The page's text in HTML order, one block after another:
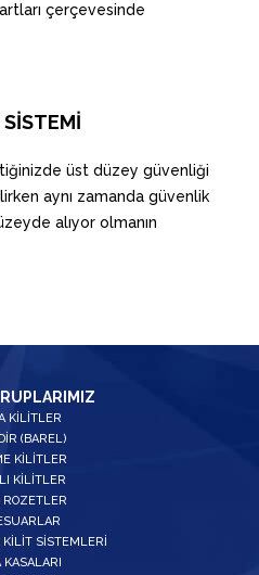
çerçevesinde
üst düzey güvenliği
aynı zamanda güvenlik
alıyor olmanın
KİLİTLER
(BAREL)
KİLİTLER
KİLİTLER
ROZETLER
KİLİT SİSTEMLERİ
KASALARI